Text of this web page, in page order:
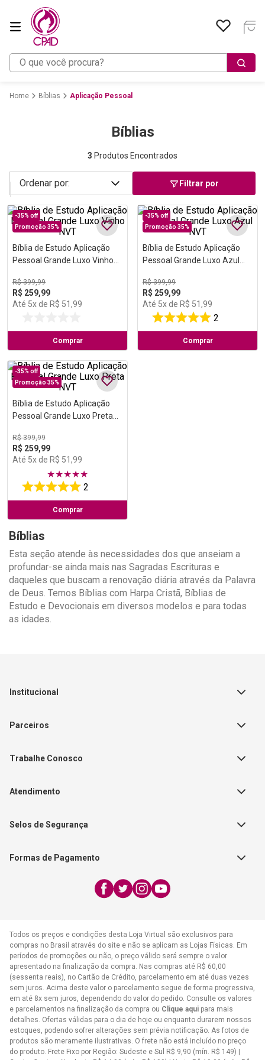
O que você procura?
Bíblias Aplicação Pessoal
Bíblias
3 Produtos Encontrados
Filtrar por
-35% off
Promoção 35%
Bíblia de Estudo Aplicação
Pessoal Grande Luxo Vinho
R$ 399,99
R$ 259,99
Até 5x de R$ 51 ,99
Comprar
-35% off
Promoção 35%
Bíblia de Estudo Aplicação
Pessoal Grande Luxo Azul
R$ 399,99
R$ 259,99
Até 5x de R$ 51 ,99
2
Comprar
-35% off
Promoção 35%
Bíblia de Estudo Aplicação
Pessoal Grande Luxo Preta
R$ 399,99
R$ 259,99
Até 5x de R$ 51 ,99
★★★★★
2
Comprar
Bíblias
Esta seção atende às necessidades dos que anseiam a
profundar-se ainda mais nas Sagradas Escrituras e
daqueles que buscam a renovação diária através da Palavra
de Deus. Temos Bíblias com Harpa Cristã, Bíblias de
Estudo e Devocionais em diversos modelos e para todas
as idades.
Institucional
Sobre a Empresa
Política de Vendas
Catálogos de Produtos
Parceiros
Teste Maeztra
Editorial Patmos
FAECAD
Trabalhe Conosco
Fale Conosco
Nossas Lojas
Atendimento
17:30h
WhatsApp:
atendimento@cpad.com.br
Selos de Segurança
Formas de Pagamento
Todos os preços e condições desta Loja Virtual são exclusivos para
compras no Brasil através do site e não se aplicam as Lojas Físicas. Em
períodos de promoções ou não, o preço válido será sempre o valor
apresentado na finalização da compra. Nas compras até R$ 60,00
(sessenta reais), no Cartão de Crédito, parcelamento em até duas vezes
sem juros. Acima deste valor o parcelamento segue de forma progressiva,
em até 8x sem juros, dependendo do valor do pedido. Consulte os valores
e parcelamentos na finalização da compra ou Clique aqui para mais
detalhes. Ofertas válidas para o dia de hoje ou enquanto durarem nossos
estoques, podendo sofrer alterações sem prévia notificação. As fotos de
produtos são meramente ilustrativas. O frete não está incluído no preço
do produto. Frete Fixo por Região: Sudeste e Sul R$ 9,90 (mín. R$ 149) |